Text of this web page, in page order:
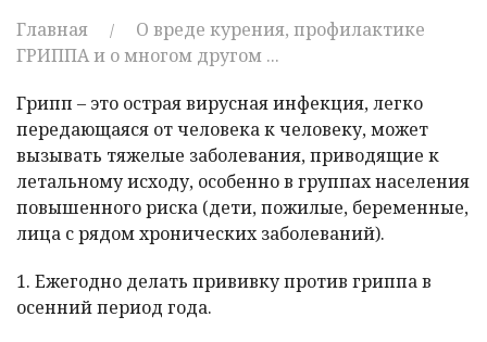
Главная
О вреде курения, профилактике
ГРИППА и о многом другом ...
Грипп – это острая вирусная инфекция, легко
передающаяся от человека к человеку, может
вызывать тяжелые заболевания, приводящие к
летальному исходу, особенно в группах населения
повышенного риска (дети, пожилые, беременные,
лица с рядом хронических заболеваний).
1. Ежегодно делать прививку против гриппа в
осенний период года.